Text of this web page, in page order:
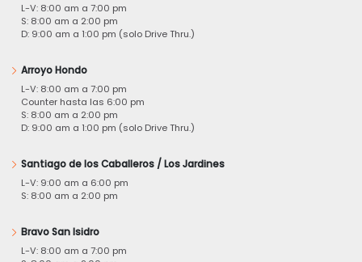
L-V: 8:00 am a 7:00 pm
S: 8:00 am a 2:00 pm
D: 9:00 am a 1:00 pm (solo Drive Thru.)
Arroyo Hondo
L-V: 8:00 am a 7:00 pm
Counter hasta las 6:00 pm
S: 8:00 am a 2:00 pm
D: 9:00 am a 1:00 pm (solo Drive Thru.)
Santiago de los Caballeros / Los Jardines
L-V: 9:00 am a 6:00 pm
S: 8:00 am a 2:00 pm
Bravo San Isidro
L-V: 8:00 am a 7:00 pm